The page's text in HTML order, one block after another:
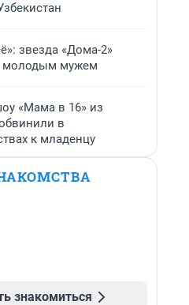
звезда «Дома-2»
молодым мужем
«Мама в 16» из
в
к младенцу
знакомиться